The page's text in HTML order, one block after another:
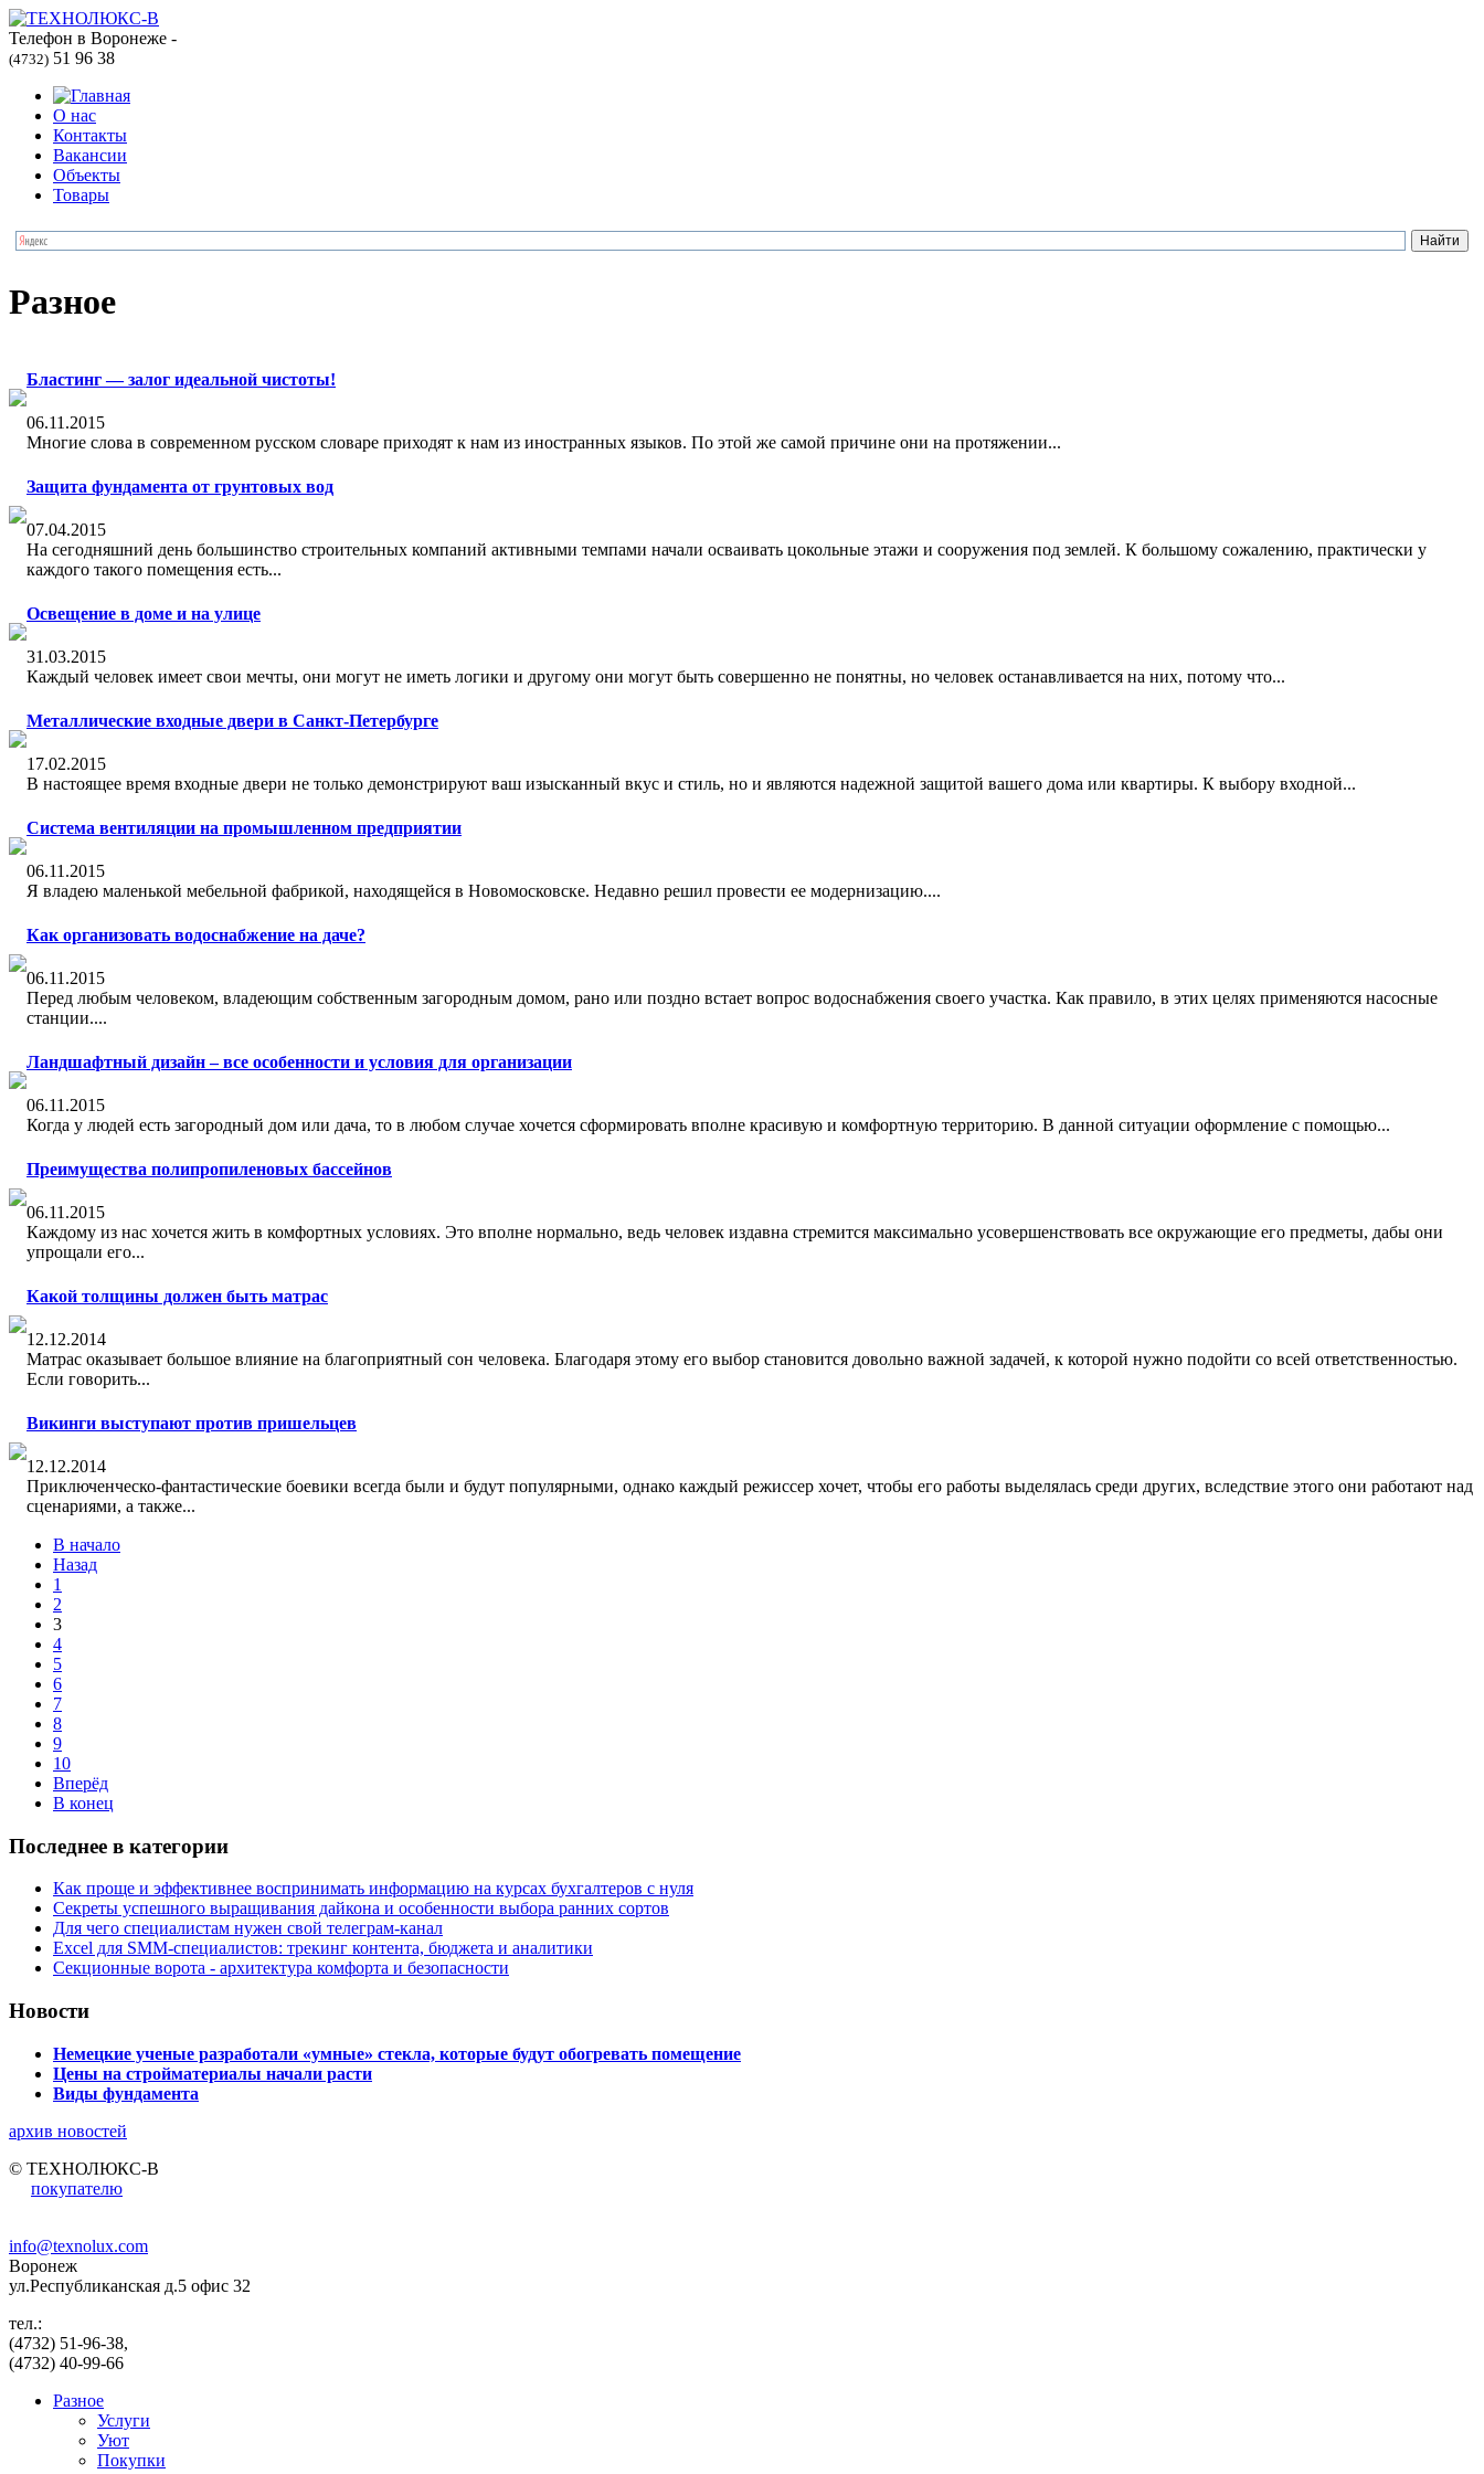
Телефон в Воронеже -
(4732) 51 96 38
О нас
Контакты
Вакансии
Объекты
Товары
Разное
Бластинг — залог идеальной чистоты!
06.11.2015
Многие слова в современном русском словаре приходят к нам из иностранных языков. По этой же самой причине они на протяжении...
Защита фундамента от грунтовых вод
07.04.2015
На сегодняшний день большинство строительных компаний активными темпами начали осваивать цокольные этажи и сооружения под землей. К большому сожалению, практически у
каждого такого помещения есть...
Освещение в доме и на улице
31.03.2015
Каждый человек имеет свои мечты, они могут не иметь логики и другому они могут быть совершенно не понятны, но человек останавливается на них, потому что...
Металлические входные двери в Санкт-Петербурге
17.02.2015
В настоящее время входные двери не только демонстрируют ваш изысканный вкус и стиль, но и являются надежной защитой вашего дома или квартиры. К выбору входной...
Система вентиляции на промышленном предприятии
06.11.2015
Я владею маленькой мебельной фабрикой, находящейся в Новомосковске. Недавно решил провести ее модернизацию....
Как организовать водоснабжение на даче?
06.11.2015
Перед любым человеком, владеющим собственным загородным домом, рано или поздно встает вопрос водоснабжения своего участка. Как правило, в этих целях применяются насосные
станции....
Ландшафтный дизайн – все особенности и условия для организации
06.11.2015
Когда у людей есть загородный дом или дача, то в любом случае хочется сформировать вполне красивую и комфортную территорию. В данной ситуации оформление с помощью...
Преимущества полипропиленовых бассейнов
06.11.2015
Каждому из нас хочется жить в комфортных условиях. Это вполне нормально, ведь человек издавна стремится максимально усовершенствовать все окружающие его предметы, дабы они
упрощали его...
Какой толщины должен быть матрас
12.12.2014
Матрас оказывает большое влияние на благоприятный сон человека. Благодаря этому его выбор становится довольно важной задачей, к которой нужно подойти со всей ответственностью.
Если говорить...
Викинги выступают против пришельцев
12.12.2014
Приключенческо-фантастические боевики всегда были и будут популярными, однако каждый режиссер хочет, чтобы его работы выделялась среди других, вследствие этого они работают над
сценариями, а также...
В начало
Назад
1
2
3
4
5
6
7
8
9
10
Вперёд
В конец
Последнее в категории
Как проще и эффективнее воспринимать информацию на курсах бухгалтеров с нуля
Секреты успешного выращивания дайкона и особенности выбора ранних сортов
Для чего специалистам нужен свой телеграм-канал
Excel для SMM-специалистов: трекинг контента, бюджета и аналитики
Секционные ворота - архитектура комфорта и безопасности
Новости
Немецкие ученые разработали «умные» стекла, которые будут обогревать помещение
Цены на стройматериалы начали расти
Виды фундамента
архив новостей
© ТЕХНОЛЮКС-В
покупателю
info@texnolux.com
Воронеж
ул.Республиканская д.5 офис 32
тел.:
(4732) 51-96-38,
(4732) 40-99-66
Разное
Услуги
Уют
Покупки